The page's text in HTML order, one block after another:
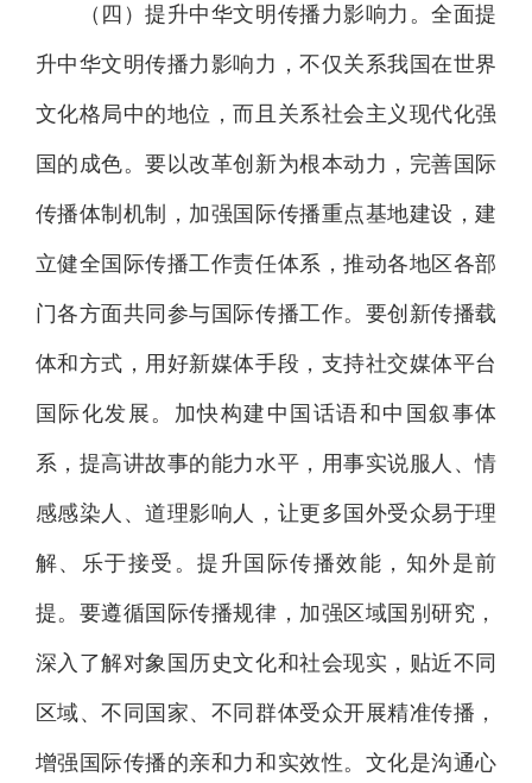
（四）提升中华文明传播力影响力。全面提
升中华文明传播力影响力，不仅关系我国在世界
文化格局中的地位，而且关系社会主义现代化强
国的成色。要以改革创新为根本动力，完善国际
传播体制机制，加强国际传播重点基地建设，建
立健全国际传播工作责任体系，推动各地区各部
门各方面共同参与国际传播工作。要创新传播载
体和方式，用好新媒体手段，支持社交媒体平台
国际化发展。加快构建中国话语和中国叙事体
系，提高讲故事的能力水平，用事实说服人、情
感感染人、道理影响人，让更多国外受众易于理
解、乐于接受。提升国际传播效能，知外是前
提。要遵循国际传播规律，加强区域国别研究，
深入了解对象国历史文化和社会现实，贴近不同
区域、不同国家、不同群体受众开展精准传播，
增强国际传播的亲和力和实效性。文化是沟通心